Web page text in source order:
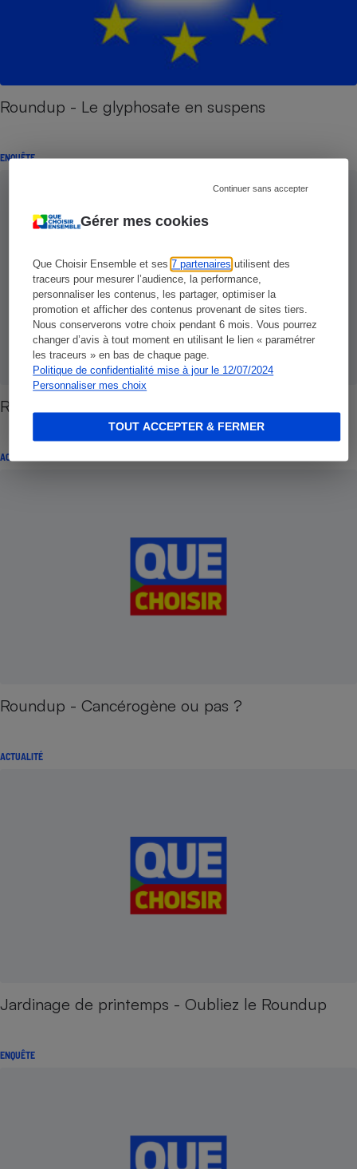
Gérer mes cookies
Que Choisir Ensemble et ses7 partenaires utilisent des
traceurs pour mesurer l’audience, la performance,
personnaliser les contenus, les partager, optimiser la
promotion et afficher des contenus provenant de sites tiers.
Nous conserverons votre choix pendant 6 mois. Vous pourrez
changer d’avis à tout moment en utilisant le lien « paramétrer
les traceurs » en bas de chaque page.
Politique de confidentialité mise à jour le 12/07/2024
Personnaliser mes choix
Continuer sans accepter
TOUT ACCEPTER & FERMER
Roundup - Le glyphosate en suspens
ENQUÊTE
Roundup - Désherbant mais polluant
ACTUALITÉ
Roundup - Cancérogène ou pas ?
ACTUALITÉ
Jardinage de printemps - Oubliez le Roundup
ENQUÊTE